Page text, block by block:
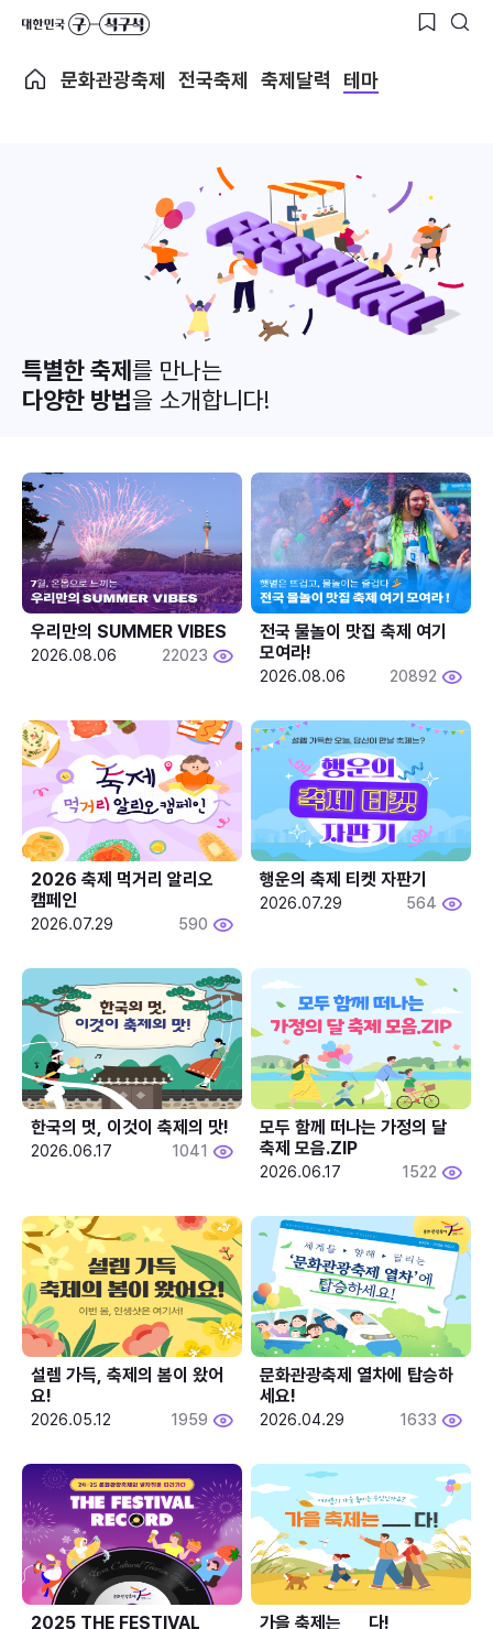
문화관광축제 전국축제 축제달력 테마
특별한 축제를 만나는
다양한 방법을 소개합니다!
우리만의 SUMMER VIBES
2026.08.06 22023
전국 물놀이 맛집 축제 여기
모여라!
2026.08.06 20892
2026 축제 먹거리 알리오
캠페인
2026.07.29 590
행운의 축제 티켓 자판기
2026.07.29 564
한국의 멋, 이것이 축제의 맛!
2026.06.17 1041
모두 함께 떠나는 가정의 달
축제 모음.ZIP
2026.06.17 1522
설렘 가득, 축제의 봄이 왔어
요!
2026.05.12 1959
문화관광축제 열차에 탑승하
세요!
2026.04.29 1633
2025 THE FESTIVAL